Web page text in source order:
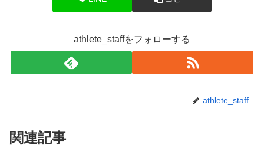
athlete_staffをフォローする
athlete_staff
関連記事